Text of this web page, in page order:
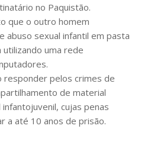
no Paquistão.
que o outro homem
abuso sexual infantil em pasta
utilizando uma rede
responder pelos crimes de
de material
cujas penas
a até 10 anos de prisão.